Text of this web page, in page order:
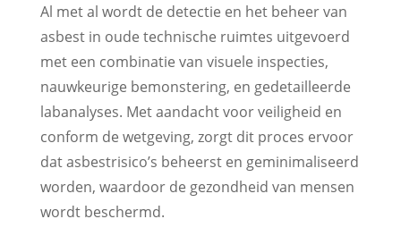
Al met al wordt de detectie en het beheer van
asbest in oude technische ruimtes uitgevoerd
met een combinatie van visuele inspecties,
nauwkeurige bemonstering, en gedetailleerde
labanalyses. Met aandacht voor veiligheid en
conform de wetgeving, zorgt dit proces ervoor
dat asbestrisico’s beheerst en geminimaliseerd
worden, waardoor de gezondheid van mensen
wordt beschermd.